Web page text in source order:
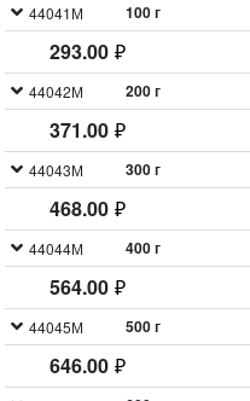
44041М 100 г
293.00
44042М 200 г
371.00
44043М 300 г
468.00
44044М 400 г
564.00
44045М 500 г
646.00